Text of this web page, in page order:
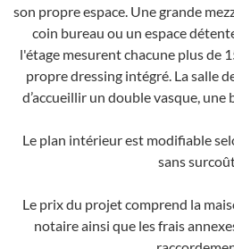
son propre espace. Une grande
coin bureau ou un espace
l'étage mesurent chacune plus de
propre dressing intégré. La salle
d’accueillir un double vasque, une
Le plan intérieur est modifiable
sans
Le prix du projet comprend la
notaire ainsi que les frais